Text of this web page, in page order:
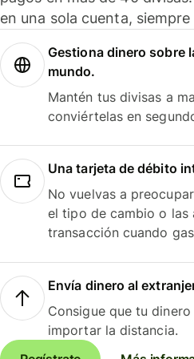
en una sola cuenta,
Gestiona dinero sobre
mundo.
Mantén tus divisas a
conviértelas en
Una tarjeta de débito
No vuelvas a
el tipo de cambio o las
transacción cuando
Envía dinero al
Consigue que tu
importar la distancia.